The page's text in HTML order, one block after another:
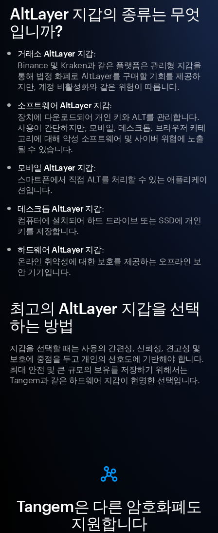
AltLayer 지갑의 종류는 무엇
입니까?
거래소 AltLayer 지갑:
Binance 및 Kraken과 같은 플랫폼은 관리형 지갑을
통해 법정 화폐로 AltLayer를 구매할 기회를 제공하
지만, 계정 비활성화와 같은 위험이 따릅니다.
소프트웨어 AltLayer 지갑:
장치에 다운로드되어 개인 키와 ALT를 관리합니다.
사용이 간단하지만, 모바일, 데스크톱, 브라우저 카테
고리에 대해 악성 소프트웨어 및 사이버 위협에 노출
될 수 있습니다.
모바일 AltLayer 지갑:
스마트폰에서 직접 ALT를 처리할 수 있는 애플리케이
션입니다.
데스크톱 AltLayer 지갑:
컴퓨터에 설치되어 하드 드라이브 또는 SSD에 개인
키를 저장합니다.
하드웨어 AltLayer 지갑:
온라인 취약성에 대한 보호를 제공하는 오프라인 보
안 기기입니다.
최고의 AltLayer 지갑을 선택
하는 방법
지갑을 선택할 때는 사용의 간편성, 신뢰성, 견고성 및
보호에 중점을 두고 개인의 선호도에 기반해야 합니다.
최대 안전 및 큰 규모의 보유를 저장하기 위해서는
Tangem과 같은 하드웨어 지갑이 현명한 선택입니다.
Tangem은 다른 암호화폐도
지원합니다